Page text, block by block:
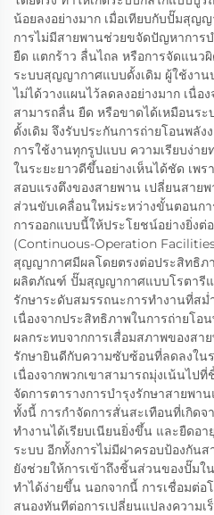
น้อยลงอย่างมาก เมื่อเทียบกับปั๊มสุญ
การไม่มีสายพานช่วยขจัดปัญหาการ
ยืด แตกร้าว ลื่นไถล หรือการจัดแนว
ระบบสุญญากาศแบบดั้งเดิม ผู้ใช้งาน
ไม่ได้วางแผนไว้ลดลงอย่างมาก เนื่อ
สามารถลื่น ยืด หรือขาดได้เหมือนร
ดั้งเดิม จึงรับประกันการถ่ายโอนพลัง
การใช้งานทุกรูปแบบ ความเรียบง่า
ในระยะยาวดีขึ้นอย่างเห็นได้ชัด เพ
สอบแรงตึงของสายพาน เปลี่ยนสาย
ส่วนขับเคลื่อนใหม่ระหว่างขั้นตอนก
การออกแบบนี้ให้ประโยชน์อย่างยิ่งต่
(Continuous-Operation
สุญญากาศมีผลโดยตรงต่อประสิทธิ
ผลิตภัณฑ์ ปั๊มสุญญากาศแบบโรตารีแ
รักษาระดับสมรรถนะการทำงานที่สม่
เนื่องจากประสิทธิภาพในการถ่ายโอ
ผลกระทบจากการเสื่อมสภาพของสา
รักษายินดีกับความซับซ้อนที่ลดลงใน
เนื่องจากพวกเขาสามารถมุ่งเน้นไ
จัดการตารางการบำรุงรักษาสายพา
ทั้งนี้ การกำจัดการสั่นสะเทือนที่เกิด
ทำงานได้เรียบเนียนยิ่งขึ้น และยืดอ
ระบบ อีกทั้งการไม่มีฝาครอบป้องกัน
ยังช่วยให้การเข้าถึงชิ้นส่วนของปั๊มใ
ทำได้ง่ายขึ้น นอกจากนี้ การเชื่อมต่อ
สนองทันทีต่อการเปลี่ยนแปลงความเ